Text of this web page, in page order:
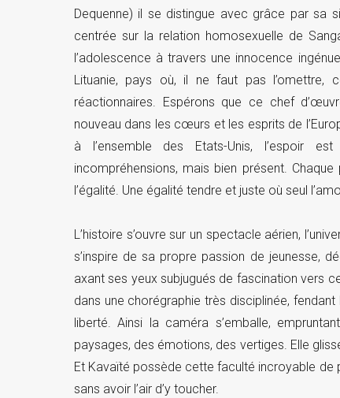
Dequenne) il se distingue avec grâce par sa
centrée sur la relation homosexuelle de
l’adolescence à travers une innocence
Lituanie, pays où, il ne faut pas l’omettre,
réactionnaires. Espérons que ce chef
nouveau dans les cœurs et les esprits de
à l’ensemble des Etats-Unis, l’espoir
incompréhensions, mais bien présent.
l’égalité. Une égalité tendre et juste où seul
L’histoire s’ouvre sur un spectacle aérien,
s’inspire de sa propre passion de jeunesse,
axant ses yeux subjugués de fascination vers
dans une chorégraphie très disciplinée,
liberté. Ainsi la caméra s’emballe,
paysages, des émotions, des vertiges. Elle
Et Kavaïté possède cette faculté incroyable
sans avoir l’air d’y toucher.